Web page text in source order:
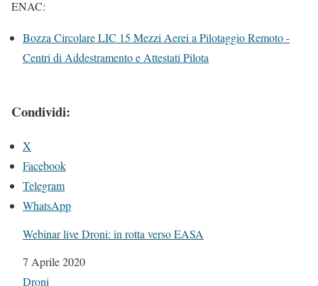
ENAC:
Bozza Circolare LIC 15 Mezzi Aerei a Pilotaggio Remoto -
Centri di Addestramento e Attestati Pilota
Condividi:
X
Facebook
Telegram
WhatsApp
Webinar live Droni: in rotta verso EASA
Data
7 Aprile 2020
In relazione a
Droni